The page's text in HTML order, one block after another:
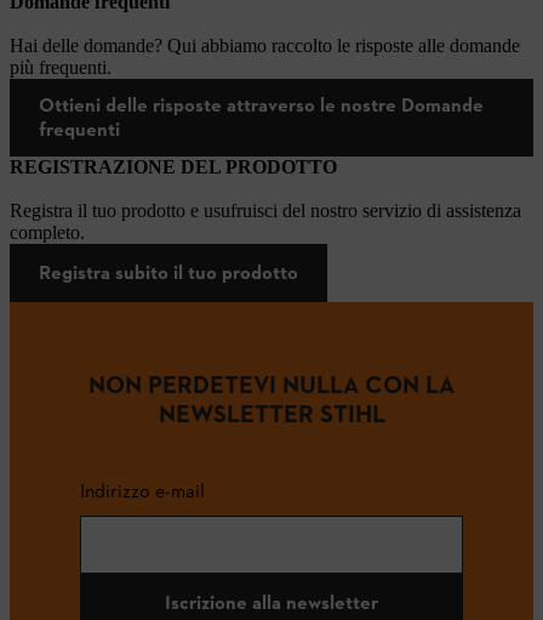
Hai delle domande? Qui abbiamo raccolto le risposte alle domande
più frequenti.
Ottieni delle risposte attraverso le nostre Domande
frequenti
REGISTRAZIONE DEL PRODOTTO
Registra il tuo prodotto e usufruisci del nostro servizio di assistenza
completo.
Registra subito il tuo prodotto
NON PERDETEVI NULLA CON LA
NEWSLETTER STIHL
Indirizzo e-mail
Iscrizione alla newsletter